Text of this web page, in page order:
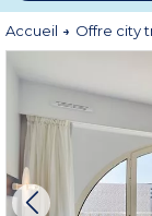
*Offre non rétroactive
des séjours du 6 juillet
liste de destinations et
Accueil Offre city